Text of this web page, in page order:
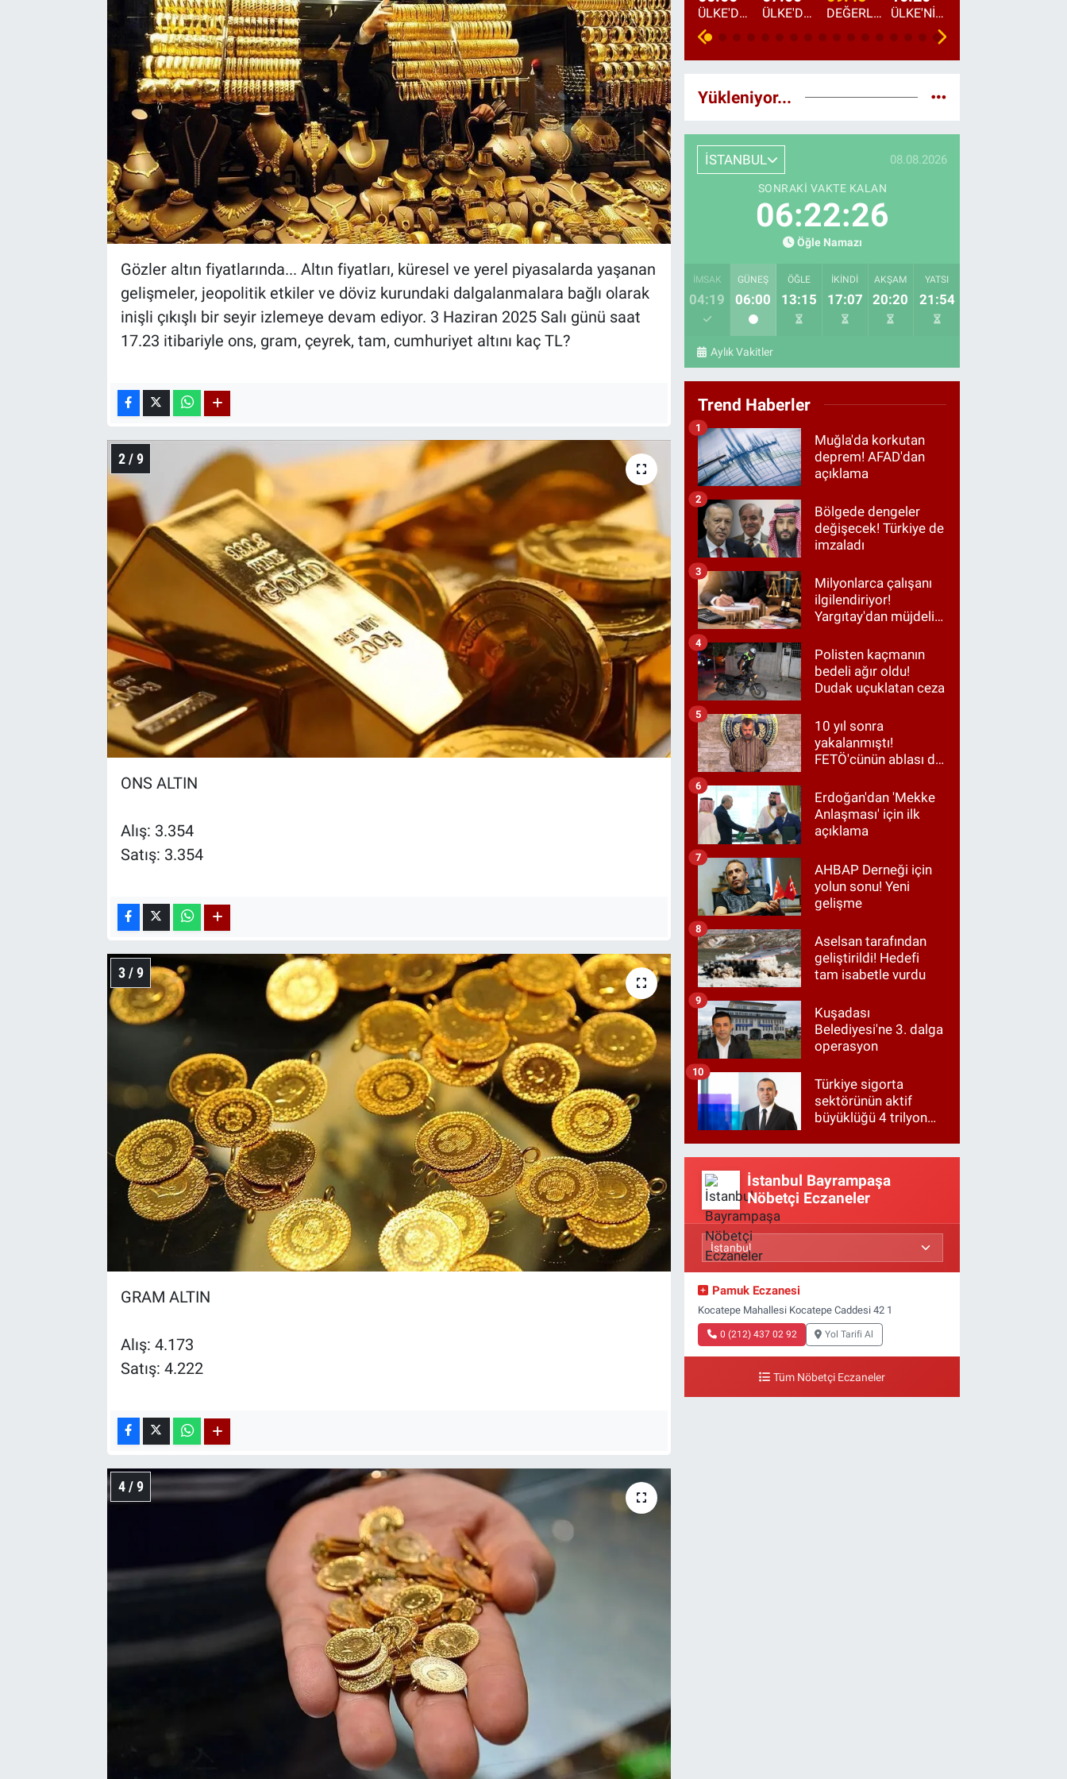
Gözler altın fiyatlarında... Altın fiyatları, küresel ve yerel piyasalarda yaşanan
gelişmeler, jeopolitik etkiler ve döviz kurundaki dalgalanmalara bağlı olarak
inişli çıkışlı bir seyir izlemeye devam ediyor. 3 Haziran 2025 Salı günü saat
17.23 itibariyle ons, gram, çeyrek, tam, cumhuriyet altını kaç TL?
2 / 9
ONS ALTIN
Alış: 3.354
Satış: 3.354
3 / 9
GRAM ALTIN
Alış: 4.173
Satış: 4.222
4 / 9
ÜLKE'DE BU GECE ÜLKE'DE HAFTA SONU DEĞERLERİN DAVETİ ÜLKE'NİN ÇOCUKLARI
Yükleniyor...
İSTANBUL 08.08.2026
SONRAKI VAKTE KALAN
06:22:24
Öğle Namazı
İMSAK
04:19
GÜNEŞ
06:00
ÖĞLE
13:15
İKINDI
17:07
AKŞAM
20:20
YATSI
21:54
Aylık Vakitler
Trend Haberler
Muğla'da korkutan
deprem! AFAD'dan
açıklama
1
Bölgede dengeler
değişecek! Türkiye de
imzaladı
2
Milyonlarca çalışanı
ilgilendiriyor!
Yargıtay'dan müjdeli
3
Polisten kaçmanın
bedeli ağır oldu!
Dudak uçuklatan ceza
4
10 yıl sonra
yakalanmıştı!
FETÖ'cünün ablası da
5
Erdoğan'dan 'Mekke
Anlaşması' için ilk
açıklama
6
AHBAP Derneği için
yolun sonu! Yeni
gelişme
7
Aselsan tarafından
geliştirildi! Hedefi
tam isabetle vurdu
8
Kuşadası
Belediyesi'ne 3. dalga
operasyon
9
Türkiye sigorta
sektörünün aktif
büyüklüğü 4 trilyon
10
İstanbul Bayrampaşa
Nöbetçi Eczaneler
Pamuk Eczanesi
Kocatepe Mahallesi Kocatepe Caddesi 42 1
0 (212) 437 02 92 Yol Tarifi Al
Tüm Nöbetçi Eczaneler